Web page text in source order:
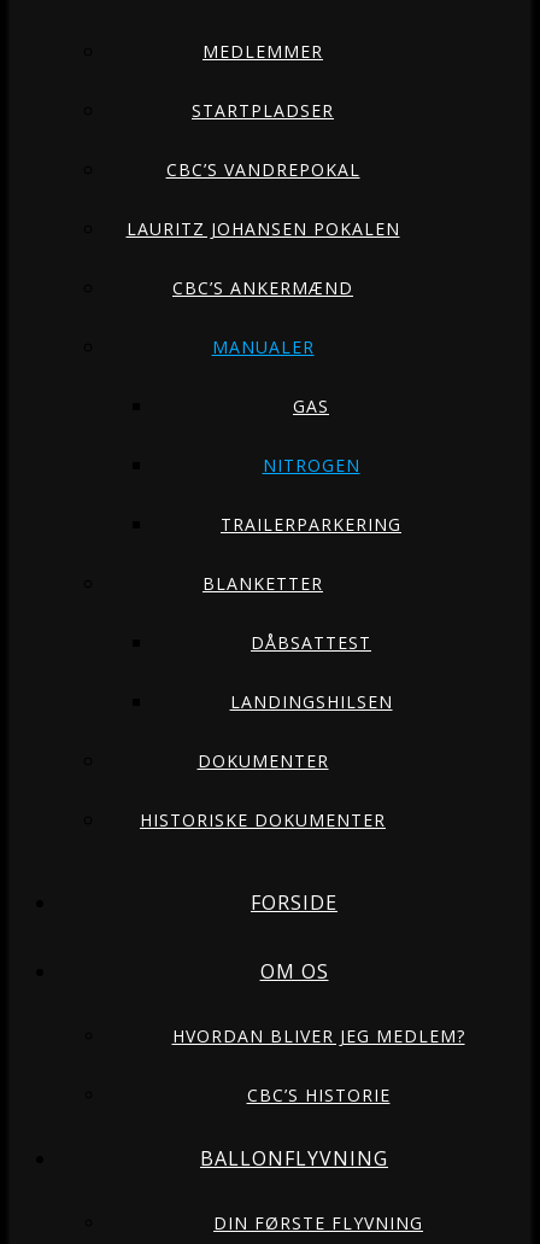
MEDLEMMER
STARTPLADSER
CBC’S VANDREPOKAL
LAURITZ JOHANSEN POKALEN
CBC’S ANKERMÆND
MANUALER
GAS
NITROGEN
TRAILERPARKERING
BLANKETTER
DÅBSATTEST
LANDINGSHILSEN
DOKUMENTER
HISTORISKE DOKUMENTER
FORSIDE
OM OS
HVORDAN BLIVER JEG MEDLEM?
CBC’S HISTORIE
BALLONFLYVNING
DIN FØRSTE FLYVNING